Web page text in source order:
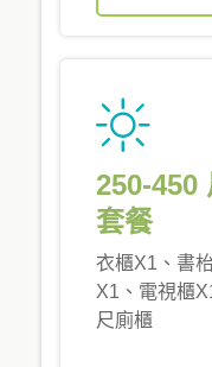
250-450
套餐
衣櫃X1、書
X1、電視櫃
尺廁櫃